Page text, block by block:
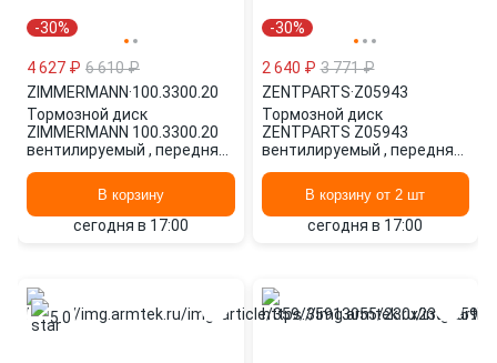
-30%
4 627 ₽ 6 610 ₽
ZIMMERMANN·100.3300.20
Тормозной диск
ZIMMERMANN 100.3300.20
вентилируемый , передняя
В корзину
сегодня в 17:00
-30%
2 640 ₽ 3 771 ₽
ZENTPARTS·Z05943
Тормозной диск
ZENTPARTS Z05943
вентилируемый , передняя
В корзину от 2 шт
сегодня в 17:00
5.0